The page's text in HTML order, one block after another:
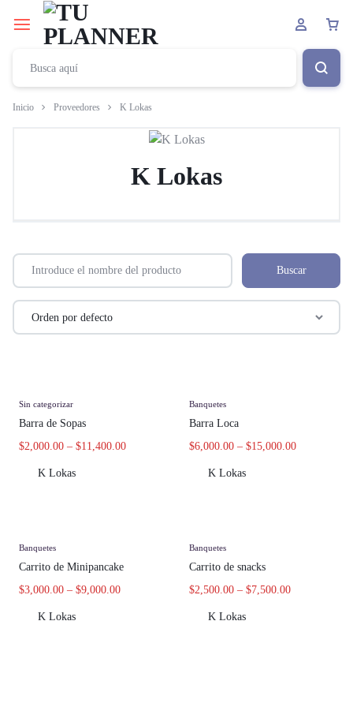
Inicio Proveedores K Lokas
K Lokas
Sin categorizar
Barra de Sopas
$2,000.00 – $11,400.00
K Lokas
Banquetes
Barra Loca
$6,000.00 – $15,000.00
K Lokas
Banquetes
Carrito de Minipancake
$3,000.00 – $9,000.00
K Lokas
Banquetes
Carrito de snacks
$2,500.00 – $7,500.00
K Lokas